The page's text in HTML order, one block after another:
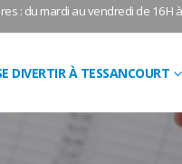
: du mardi au vendredi de 16H
DIVERTIR À TESSANCOURT